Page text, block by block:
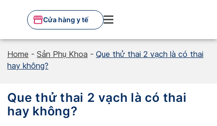
Cửa hàng y tế
Home - Sản Phụ Khoa - Que thử thai 2 vạch là có thai
hay không?
Que thử thai 2 vạch là có thai
hay không?